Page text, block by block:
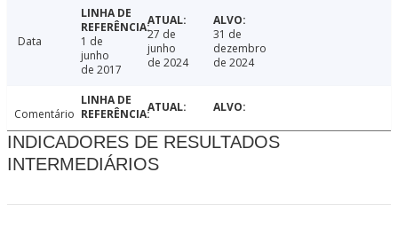
Data
1 de
junho
de 2017
27 de
junho
de 2024
31 de
dezembro
de 2024
Comentário
INDICADORES DE RESULTADOS
INTERMEDIÁRIOS